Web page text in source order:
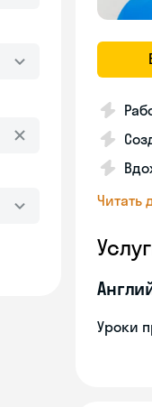
Читать
Уроки